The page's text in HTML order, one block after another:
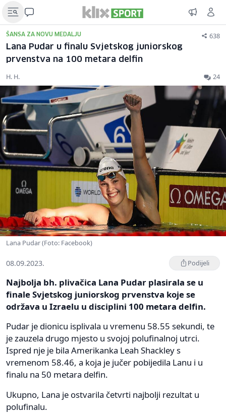
ŠANSA ZA NOVU MEDALJU 638
Lana Pudar u finalu Svjetskog juniorskog
prvenstva na 100 metara delfin
H. H. 24
Lana Pudar (Foto: Facebook)
08.09.2023. Podijeli
Najbolja bh. plivačica Lana Pudar plasirala se u
finale Svjetskog juniorskog prvenstva koje se
održava u Izraelu u disciplini 100 metara delfin.
Pudar je dionicu isplivala u vremenu 58.55 sekundi, te
je zauzela drugo mjesto u svojoj polufinalnoj utrci.
Ispred nje je bila Amerikanka Leah Shackley s
vremenom 58.46, a koja je jučer pobijedila Lanu i u
finalu na 50 metara delfin.
Ukupno, Lana je ostvarila četvrti najbolji rezultat u
polufinalu.